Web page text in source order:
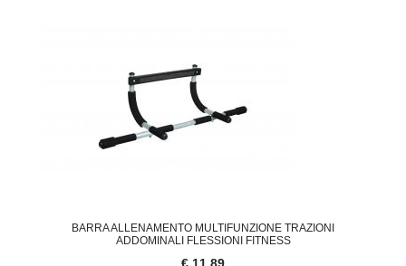
BARRA ALLENAMENTO MULTIFUNZIONE TRAZIONI
ADDOMINALI FLESSIONI FITNESS